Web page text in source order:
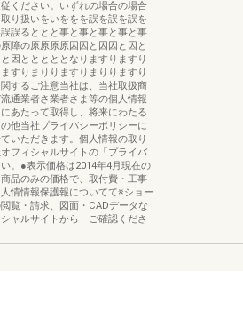
ください。いずれの場合の場合
り扱いをいををを誤を誤を誤を
誤るととと事と事と事と事と事
障の原原原原因因と因因と因と
因とととととなりますりますり
すりまりりますりまりりますり
するご注意当社は、当社取扱商
通業者さ業者さま等の個人情報
あたって取得し、将来にわたる
他当社プライバシーポリシーに
いただきます。個人情報の取り
フィシャルサイトの「プライバ
。●表示価格は2014年4月現在の
品のみの価格で、取付費・工事
情情報保護報についてて※ショー
覧・請求、図面・CADデータな
ャルサイトから ご確認くださ